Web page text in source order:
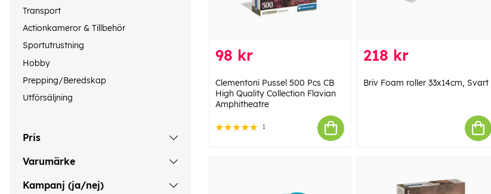
Transport
Actionkameror & Tillbehör
Sportutrustning
Hobby
Prepping/Beredskap
Utförsäljning
Pris
Varumärke
Kampanj (ja/nej)
98 kr
Clementoni Pussel 500 Pcs CB
High Quality Collection Flavian
Amphitheatre
1
218 kr
Briv Foam roller 33x14cm, Svart